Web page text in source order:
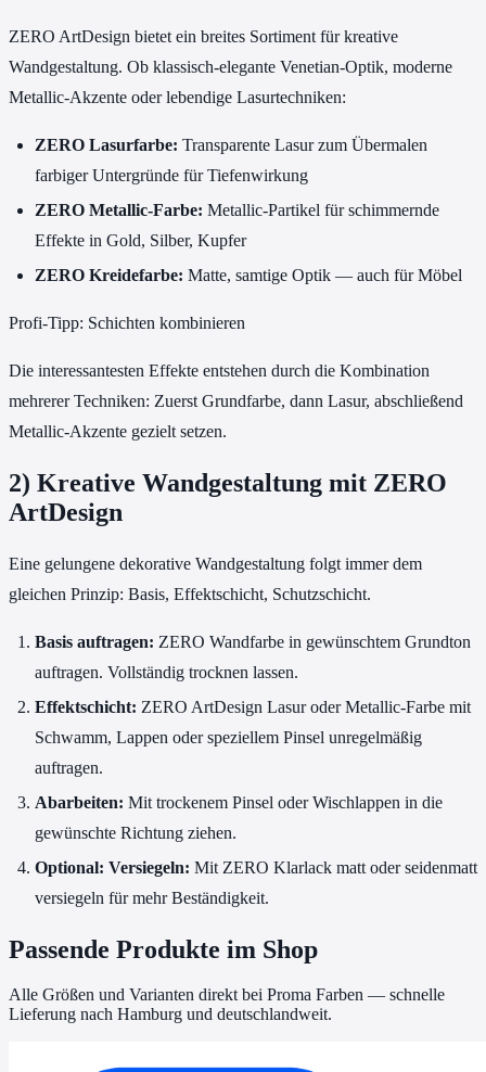
ZERO ArtDesign bietet ein breites Sortiment für kreative
Wandgestaltung. Ob klassisch-elegante Venetian-Optik, moderne
Metallic-Akzente oder lebendige Lasurtechniken:
ZERO Lasurfarbe: Transparente Lasur zum Übermalen
farbiger Untergründe für Tiefenwirkung
ZERO Metallic-Farbe: Metallic-Partikel für schimmernde
Effekte in Gold, Silber, Kupfer
ZERO Kreidefarbe: Matte, samtige Optik — auch für Möbel
Profi-Tipp: Schichten kombinieren
Die interessantesten Effekte entstehen durch die Kombination
mehrerer Techniken: Zuerst Grundfarbe, dann Lasur, abschließend
Metallic-Akzente gezielt setzen.
2) Kreative Wandgestaltung mit ZERO
ArtDesign
Eine gelungene dekorative Wandgestaltung folgt immer dem
gleichen Prinzip: Basis, Effektschicht, Schutzschicht.
Basis auftragen: ZERO Wandfarbe in gewünschtem Grundton
auftragen. Vollständig trocknen lassen.
Effektschicht: ZERO ArtDesign Lasur oder Metallic-Farbe mit
Schwamm, Lappen oder speziellem Pinsel unregelmäßig
auftragen.
Abarbeiten: Mit trockenem Pinsel oder Wischlappen in die
gewünschte Richtung ziehen.
Optional: Versiegeln: Mit ZERO Klarlack matt oder seidenmatt
versiegeln für mehr Beständigkeit.
Passende Produkte im Shop
Alle Größen und Varianten direkt bei Proma Farben — schnelle
Lieferung nach Hamburg und deutschlandweit.